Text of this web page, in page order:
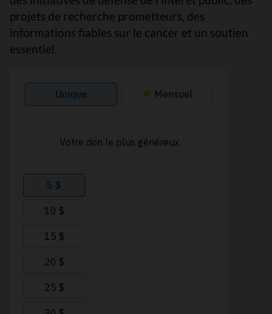
projets de recherche prometteurs, des
informations fiables sur le cancer et un soutien
essentiel.